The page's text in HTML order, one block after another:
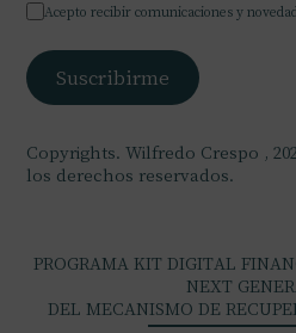
Acepto recibir comunicaciones y
Copyrights. Wilfredo Crespo ,
los derechos reservados.
PROGRAMA KIT DIGITAL
NEXT
DEL MECANISMO DE